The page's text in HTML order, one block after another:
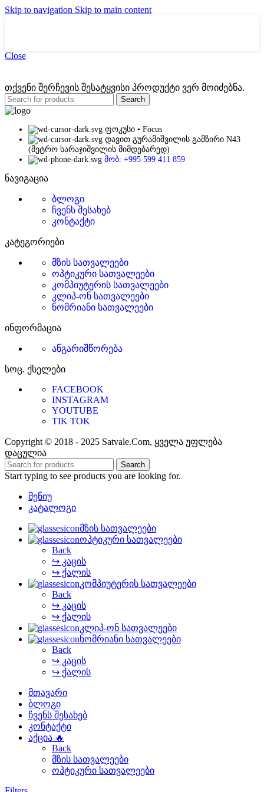
Skip to navigation Skip to main content
Close
თქვენი შერჩევის შესატყვისი პროდუქტი ვერ მოიძებნა.
Search
ფოკუსი • Focus
დავით გურამიშვილის გამზირი N43
(მეტრო სარაჯიშვილის მიმდებარედ)
მობ: +995 599 411 859
ნავიგაცია
ბლოგი
ჩვენს შესახებ
კონტაქტი
კატეგორიები
მზის სათვალეები
ოპტიკური სათვალეები
კომპიუტერის სათვალეები
კლიპ-ონ სათვალეები
ნომრიანი სათვალეები
ინფორმაცია
ანგარიშწორება
სოც. ქსელები
FACEBOOK
INSTAGRAM
YOUTUBE
TIK TOK
Copyright © 2018 - 2025 Satvale.Com, ყველა უფლება
დაცულია
Search
Start typing to see products you are looking for.
მენიუ
კატალოგი
მზის სათვალეები
ოპტიკური სათვალეები
Back
↪ კაცის
↪ ქალის
კომპიუტერის სათვალეები
Back
↪ კაცის
↪ ქალის
კლიპ-ონ სათვალეები
ნომრიანი სათვალეები
Back
↪ კაცის
↪ ქალის
მთავარი
ბლოგი
ჩვენს შესახებ
კონტაქტი
აქცია 🔥
Back
მზის სათვალეები
ოპტიკური სათვალეები